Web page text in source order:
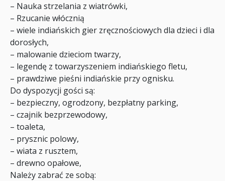
– Nauka strzelania z wiatrówki,
– Rzucanie włócznią
– wiele indiańskich gier zręcznościowych dla dzieci i dla
dorosłych,
– malowanie dzieciom twarzy,
– legendę z towarzyszeniem indiańskiego fletu,
– prawdziwe pieśni indiańskie przy ognisku.
Do dyspozycji gości są:
– bezpieczny, ogrodzony, bezpłatny parking,
– czajnik bezprzewodowy,
– toaleta,
– prysznic polowy,
– wiata z rusztem,
– drewno opałowe,
Należy zabrać ze sobą: